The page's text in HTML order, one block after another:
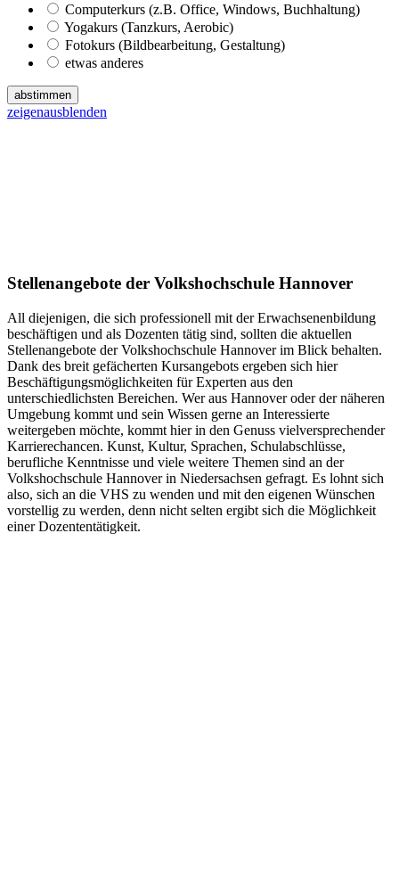
Computerkurs (z.B. Office, Windows, Buchhaltung)
Yogakurs (Tanzkurs, Aerobic)
Fotokurs (Bildbearbeitung, Gestaltung)
etwas anderes
abstimmen
zeigenausblenden
Stellenangebote der Volkshochschule Hannover
All diejenigen, die sich professionell mit der Erwachsenenbildung
beschäftigen und als Dozenten tätig sind, sollten die aktuellen
Stellenangebote der Volkshochschule Hannover im Blick behalten.
Dank des breit gefächerten Kursangebots ergeben sich hier
Beschäftigungsmöglichkeiten für Experten aus den
unterschiedlichsten Bereichen. Wer aus Hannover oder der näheren
Umgebung kommt und sein Wissen gerne an Interessierte
weitergeben möchte, kommt hier in den Genuss vielversprechender
Karrierechancen. Kunst, Kultur, Sprachen, Schulabschlüsse,
berufliche Kenntnisse und viele weitere Themen sind an der
Volkshochschule Hannover in Niedersachsen gefragt. Es lohnt sich
also, sich an die VHS zu wenden und mit den eigenen Wünschen
vorstellig zu werden, denn nicht selten ergibt sich die Möglichkeit
einer Dozententätigkeit.